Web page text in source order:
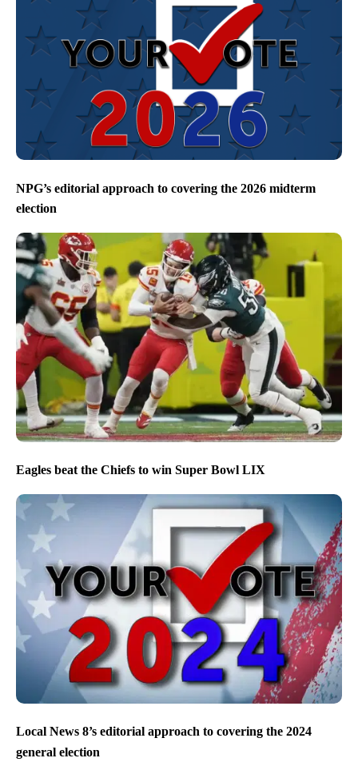
NPG’s editorial approach to covering the 2026 midterm
election
Eagles beat the Chiefs to win Super Bowl LIX
Local News 8’s editorial approach to covering the 2024
general election